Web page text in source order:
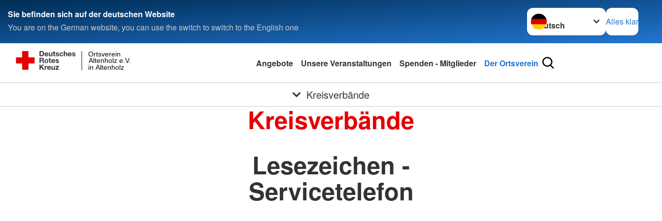
Sie befinden sich auf der deutschen Website
You are on the German website, you can use the switch to switch to the English one
Sprache wechseln zu
Alles klar
in Altenholz
Altenholz e.V.
Ortsverein
Angebote Unsere Veranstaltungen Spenden - Mitglieder Der Ortsverein
Kreisverbände
Kreisverbände
Lesezeichen -
Servicetelefon